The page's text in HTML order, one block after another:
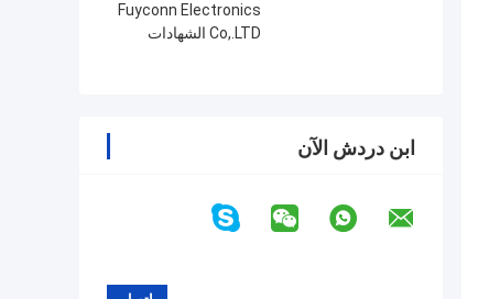
ابن دردش الآن